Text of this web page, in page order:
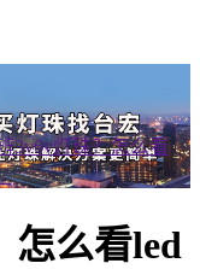
3v6v灯珠？怎么看
怎么看led